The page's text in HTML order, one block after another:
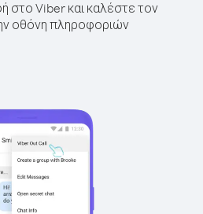
στο Viber και καλέστε τον
οθόνη πληροφοριών